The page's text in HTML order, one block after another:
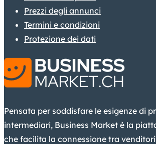
Prezzi degli annunci
Termini e condizioni
Protezione dei dati
Pensata per soddisfare le esigenze di
intermediari, Business Market è la
che facilita la connessione tra